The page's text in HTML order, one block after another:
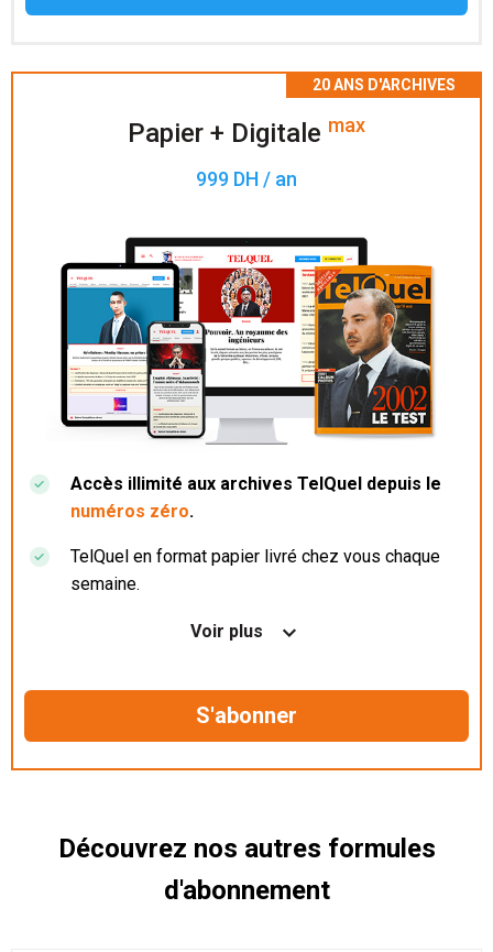
Papier + Digitale max
999 DH / an
Accès illimité aux archives TelQuel depuis le
numéros zéro.
TelQuel en format papier livré chez vous chaque
semaine.
Nos articles en illimité sur ordinateur, tablette et
Le magazine TelQuel en numérique avant la sortie
Des informations confidentielles résérvées aux
Voir plus
Découvrez nos autres formules
d'abonnement